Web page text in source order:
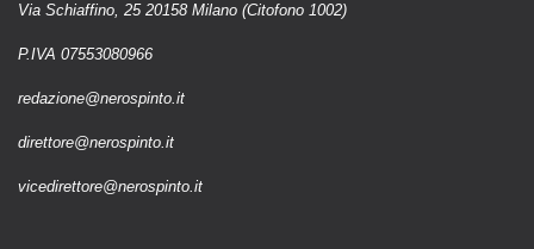
Via Schiaffino, 25 20158 Milano (Citofono 1002)
P.IVA 07553080966
redazione@nerospinto.it
direttore@nerospinto.it
vicedirettore@nerospinto.it